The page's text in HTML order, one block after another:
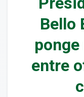
Bello
entre